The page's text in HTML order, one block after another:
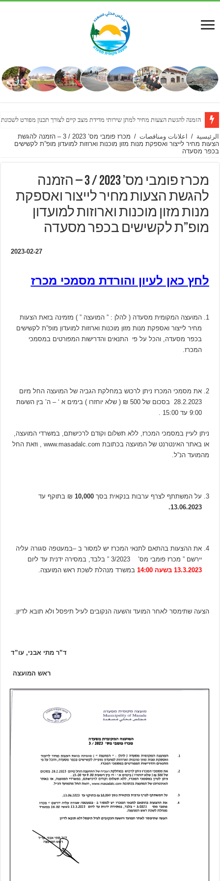
הזמנה להגשת הצעות מחיר למתן שירותי מדידת מצב קיים לצורך תכנון מפורט
الرئيسية / اعلانات ومناقصات /
מכרז פומבי מס’ 2023 / 3 – הזמנה להגשת
הצעות מחיר לייצור ואספקת מנות מזון מוכנות וארוזות למועדון מופ”ת לקשישים
בכפר מסעדה
מכרז פומבי מס’ 2023 / 3 – הזמנה
להגשת הצעות מחיר לייצור ואספקת
מנות מזון מוכנות וארוזות למועדון
מופ”ת לקשישים בכפר מסעדה
2023-02-27
לחץ כאן לעיון והורדת מסמכי מכרז
המועצה המקומית מסעדה ( להלן : ” המועצה ” ) מזמינה בזאת הצעות
מחיר לייצור ואספקת מנות מזון מוכנות וארוזות למועדון מופ”ת לקשישים
בכפר מסעדה, והכל על פי התנאים והדרישות המפורטים במסמכי
המכרז.
את מסמכי המכרז ניתן לרכוש במחלקת הגביה של המועצה החל מיום
28.2.2023 בסכום של 500 ₪ ( שלא יוחזרו ) בימים א ‘ – ה’ בין השעות
9:00 עד 15:00 .
ניתן לעיין במסמכי המכרז, ללא תשלום וקודם לרכישתם, במשרדי המועצה,
או באתר האינטרנט של המועצה בכתובת www.masadalc.com , וזאת החל
מהמועד הנ”ל.
על המשתתף לצרף ערבות בנקאית בסך10,000 ₪ בתוקף עד
13.06.2023.
את ההצעות בהתאם לתנאי המכרז יש למסור ב –במעטפה סגורה עליה
יירשם ” מכרז פומבי מס’ 3/2023 ” בלבד, במסירה ידנית עד ליום
13.3.2023 בשעה 14:00
במשרד מנהלת לשכת ראש המועצה.
הצעה שתימסר לאחר המועד והשעה הנקובים לעיל תיפסל ולא תובא לדיון.
ד”ר מתי אבני, עו”ד
ראש המועצה